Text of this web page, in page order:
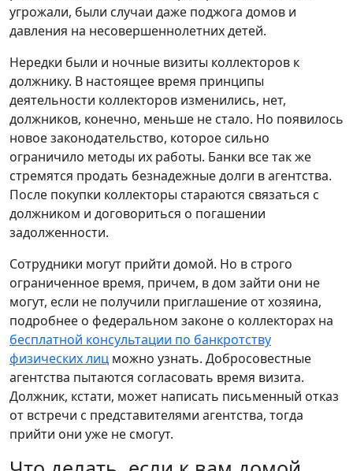
угрожали, были случаи даже поджога домов и
давления на несовершеннолетних детей.
Нередки были и ночные визиты коллекторов к
должнику. В настоящее время принципы
деятельности коллекторов изменились, нет,
должников, конечно, меньше не стало. Но появилось
новое законодательство, которое сильно
ограничило методы их работы. Банки все так же
стремятся продать безнадежные долги в агентства.
После покупки коллекторы стараются связаться с
должником и договориться о погашении
задолженности.
Сотрудники могут прийти домой. Но в строго
ограниченное время, причем, в дом зайти они не
могут, если не получили приглашение от хозяина,
подробнее о федеральном законе о коллекторах на
бесплатной консультации по банкротству
физических лиц можно узнать. Добросовестные
агентства пытаются согласовать время визита.
Должник, кстати, может написать письменный отказ
от встречи с представителями агентства, тогда
прийти они уже не смогут.